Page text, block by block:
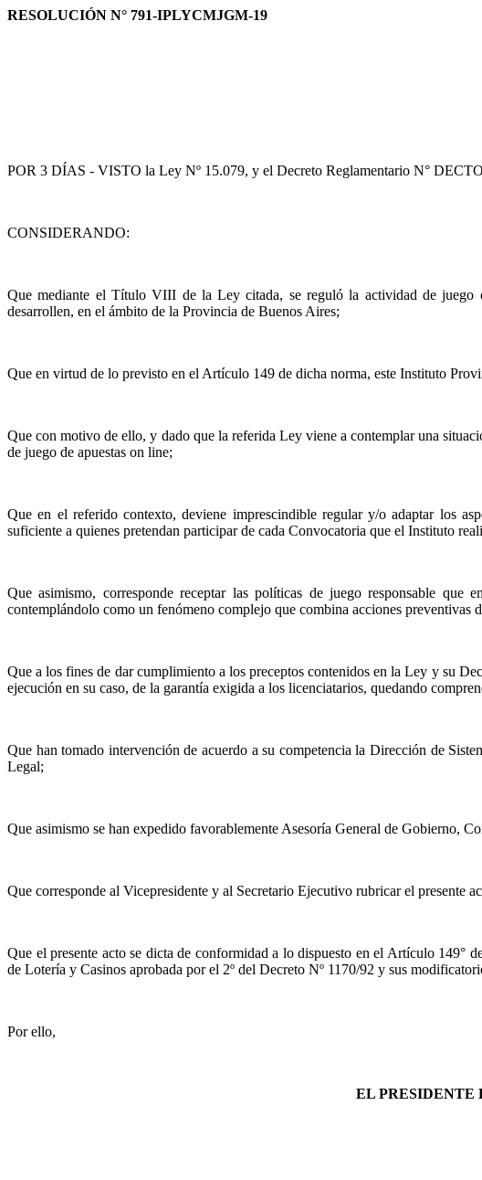
RESOLUCIÓN N° 791-IPLYCMJGM-19
POR 3 DÍAS - VISTO la Ley Nº 15.079, y el Decreto Reglamentario N°
CONSIDERANDO:
Que mediante el Título VIII de la Ley citada, se reguló la actividad de juego
desarrollen, en el ámbito de la Provincia de Buenos Aires;
Que en virtud de lo previsto en el Artículo 149 de dicha norma, este Instituto
Que con motivo de ello, y dado que la referida Ley viene a contemplar una
de juego de apuestas on line;
Que en el referido contexto, deviene imprescindible regular y/o adaptar los
suficiente a quienes pretendan participar de cada Convocatoria que el Instituto
Que asimismo, corresponde receptar las políticas de juego responsable
contemplándolo como un fenómeno complejo que combina acciones preventivas
Que a los fines de dar cumplimiento a los preceptos contenidos en la Ley y su
ejecución en su caso, de la garantía exigida a los licenciatarios, quedando
Que han tomado intervención de acuerdo a su competencia la Dirección de
Legal;
Que asimismo se han expedido favorablemente Asesoría General de Gobierno,
Que corresponde al Vicepresidente y al Secretario Ejecutivo rubricar el presente
Que el presente acto se dicta de conformidad a lo dispuesto en el Artículo
de Lotería y Casinos aprobada por el 2º del Decreto Nº 1170/92 y sus
Por ello,
EL PRESIDENTE